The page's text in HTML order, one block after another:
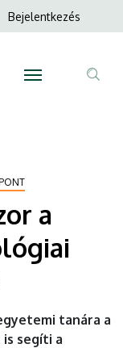
Anonim
menüje
Bejelentkezés
a
tanára a
segíti a